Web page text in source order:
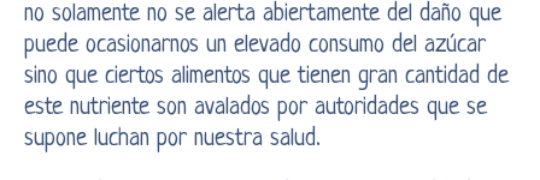
no solamente no se alerta abiertamente del daño que
puede ocasionarnos un elevado consumo del azúcar
sino que ciertos alimentos que tienen gran cantidad de
este nutriente son avalados por autoridades que se
supone luchan por nuestra salud.